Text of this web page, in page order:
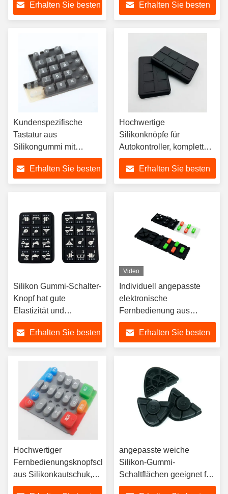
Erhalten Sie besten
BedienfeldErhalten Sie besten
Kundenspezifische
Tastatur aus
Silikongummi mit
Carbonpartikel-
Bildschirmdruck
Erhalten Sie besten
Hochwertige
Silikonknöpfe für
Autokontroller, komplett
individuell mit allen
Aspekten der
Schlüsselkoordination.
Erhalten Sie besten
Silikon Gummi-Schalter-
Knopf hat gute
Elastizität und
berührungsfähige
Empfindung
Erhalten Sie besten
Video
Individuell angepasste
elektronische
Fernbedienung aus
Silikon Gummi Gummi
Tastatur mit langlebigen
Sprühgefühl und Öl
Erhalten Sie besten
Hochwertiger
Fernbedienungsknopfschalter
aus Silikonkautschuk,
farbenfrohe Anpassung
angepasste weiche
Silikon-Gummi-
Schaltflächen geeignet für
industrielle Silikon-